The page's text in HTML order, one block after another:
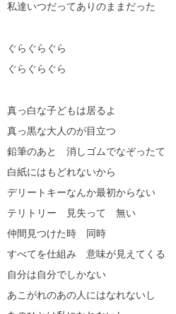
私達いつだってありのままだった
ぐらぐらぐら
ぐらぐらぐら
真っ白な子どもは居るよ
真っ黒な大人のが目立つ
鉛筆のあと 消しゴムでなぞったて
白紙にはもどれないから
デリートキーなんか最初からない
テリトリー 見失って 無い
仲間見つけた時 同時
すべてを仕組み 意味が見えてくる
自分は自分でしかない
あこがれのあの人にはなれないし